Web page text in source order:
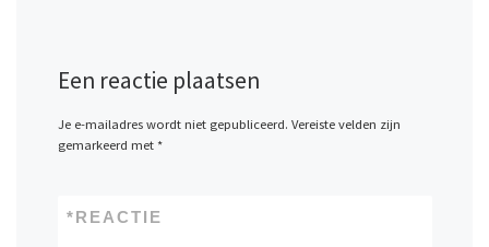
Een reactie plaatsen
Je e-mailadres wordt niet gepubliceerd. Vereiste velden zijn
gemarkeerd met *
REACTIE
*